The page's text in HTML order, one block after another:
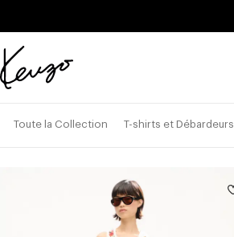
Site
Toute la Collection T-shirts et Débardeurs